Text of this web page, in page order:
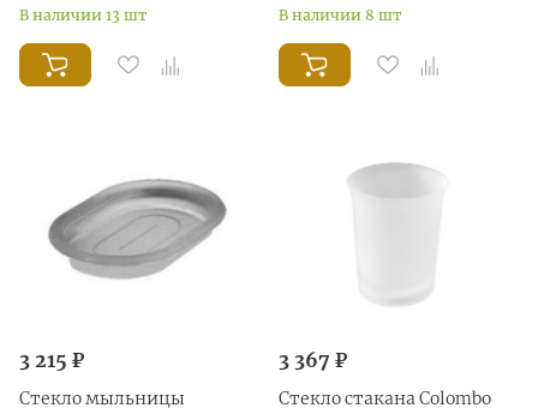
В наличии 13 шт В наличии 8 шт
3 215 ₽
Стекло мыльницы
3 367 ₽
Стекло стакана Colombo